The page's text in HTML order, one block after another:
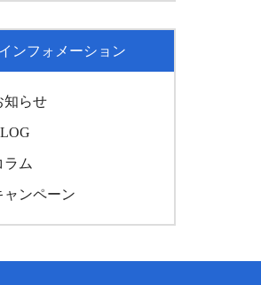
インフォメーション
知らせ
ラム
ャンペーン